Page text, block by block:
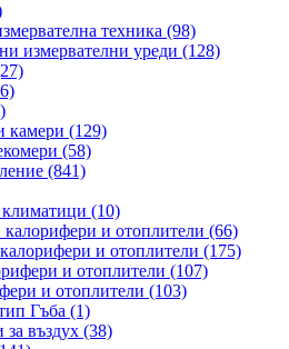
техника (98)
измервателни уреди (128)
камери (129)
(58)
(841)
(10)
и отоплители (66)
и отоплители (175)
и отоплители (107)
и отоплители (103)
Гъба (1)
за въздух (38)